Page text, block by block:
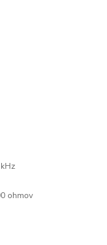
ohmov